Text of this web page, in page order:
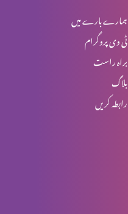
ہمارے بارے میں
ٹی وی پروگرام
براہ راست
بلاگ
رابطہ کریں